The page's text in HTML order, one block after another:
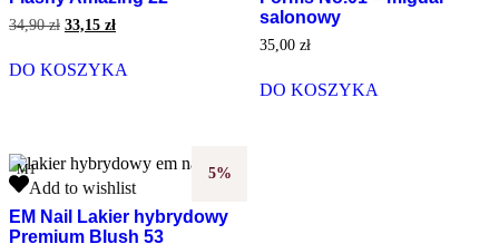
Flashy
22
34,90zł Pierwotna
wynosiła:
34,90 zł.
33,15 złAktualna
wynosi:
33,15 zł.
DO KOSZYKA
Dual
Forms
–
salonowy
35,00 zł
DO KOSZYKA
5%
EM
Lakier
Add to wishlist
M1
EM Nail Lakier hybrydowy
Premium Blush 53